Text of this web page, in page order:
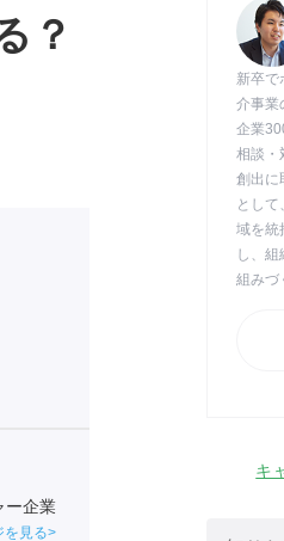
？
ー企業
め、ポ
を見る
新卒で
介事業
企業
相談・
創出に
とし
域を統
し、
組みづ
キ